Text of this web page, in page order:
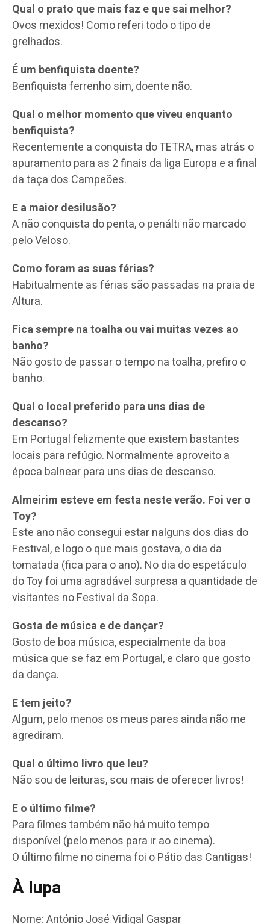
Qual o prato que mais faz e que sai melhor?
Ovos mexidos! Como referi todo o tipo de
grelhados.
É um benfiquista doente?
Benfiquista ferrenho sim, doente não.
Qual o melhor momento que viveu enquanto
benfiquista?
Recentemente a conquista do TETRA, mas atrás o
apuramento para as 2 finais da liga Europa e a final
da taça dos Campeões.
E a maior desilusão?
A não conquista do penta, o penálti não marcado
pelo Veloso.
Como foram as suas férias?
Habitualmente as férias são passadas na praia de
Altura.
Fica sempre na toalha ou vai muitas vezes ao
banho?
Não gosto de passar o tempo na toalha, prefiro o
banho.
Qual o local preferido para uns dias de
descanso?
Em Portugal felizmente que existem bastantes
locais para refúgio. Normalmente aproveito a
época balnear para uns dias de descanso.
Almeirim esteve em festa neste verão. Foi ver o
Toy?
Este ano não consegui estar nalguns dos dias do
Festival, e logo o que mais gostava, o dia da
tomatada (fica para o ano). No dia do espetáculo
do Toy foi uma agradável surpresa a quantidade de
visitantes no Festival da Sopa.
Gosta de música e de dançar?
Gosto de boa música, especialmente da boa
música que se faz em Portugal, e claro que gosto
da dança.
E tem jeito?
Algum, pelo menos os meus pares ainda não me
agrediram.
Qual o último livro que leu?
Não sou de leituras, sou mais de oferecer livros!
E o último filme?
Para filmes também não há muito tempo
disponível (pelo menos para ir ao cinema).
O último filme no cinema foi o Pátio das Cantigas!
À lupa
Nome: António José Vidigal Gaspar